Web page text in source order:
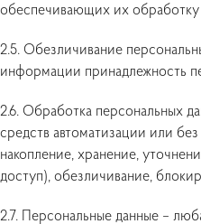
обеспечивающих их
2.5. Обезличивание
информации принадлежность
2.6. Обработка персональных
средств автоматизации или
накопление, хранение,
доступ), обезличивание,
2.7. Персональные данные –